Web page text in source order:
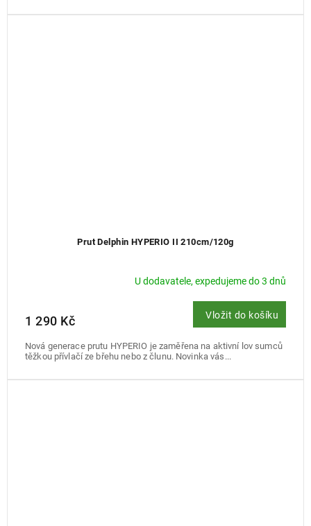
Prut Delphin HYPERIO II 210cm/120g
U dodavatele, expedujeme do 3 dnů
1 290 Kč Vložit do košíku
Nová generace prutu HYPERIO je zaměřena na aktivní lov sumců
těžkou přívlačí ze břehu nebo z člunu. Novinka vás...